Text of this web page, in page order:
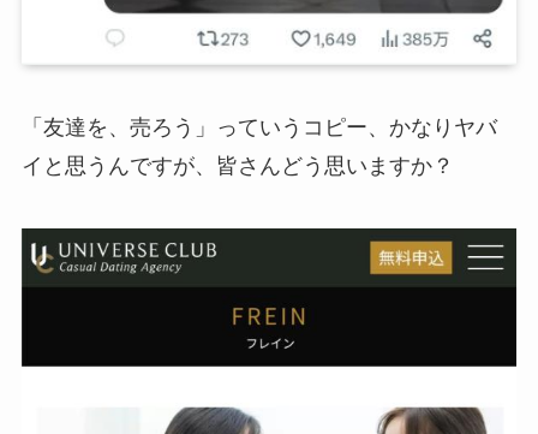
「友達を、売ろう」っていうコピー、かなりヤバ
イと思うんですが、皆さんどう思いますか？